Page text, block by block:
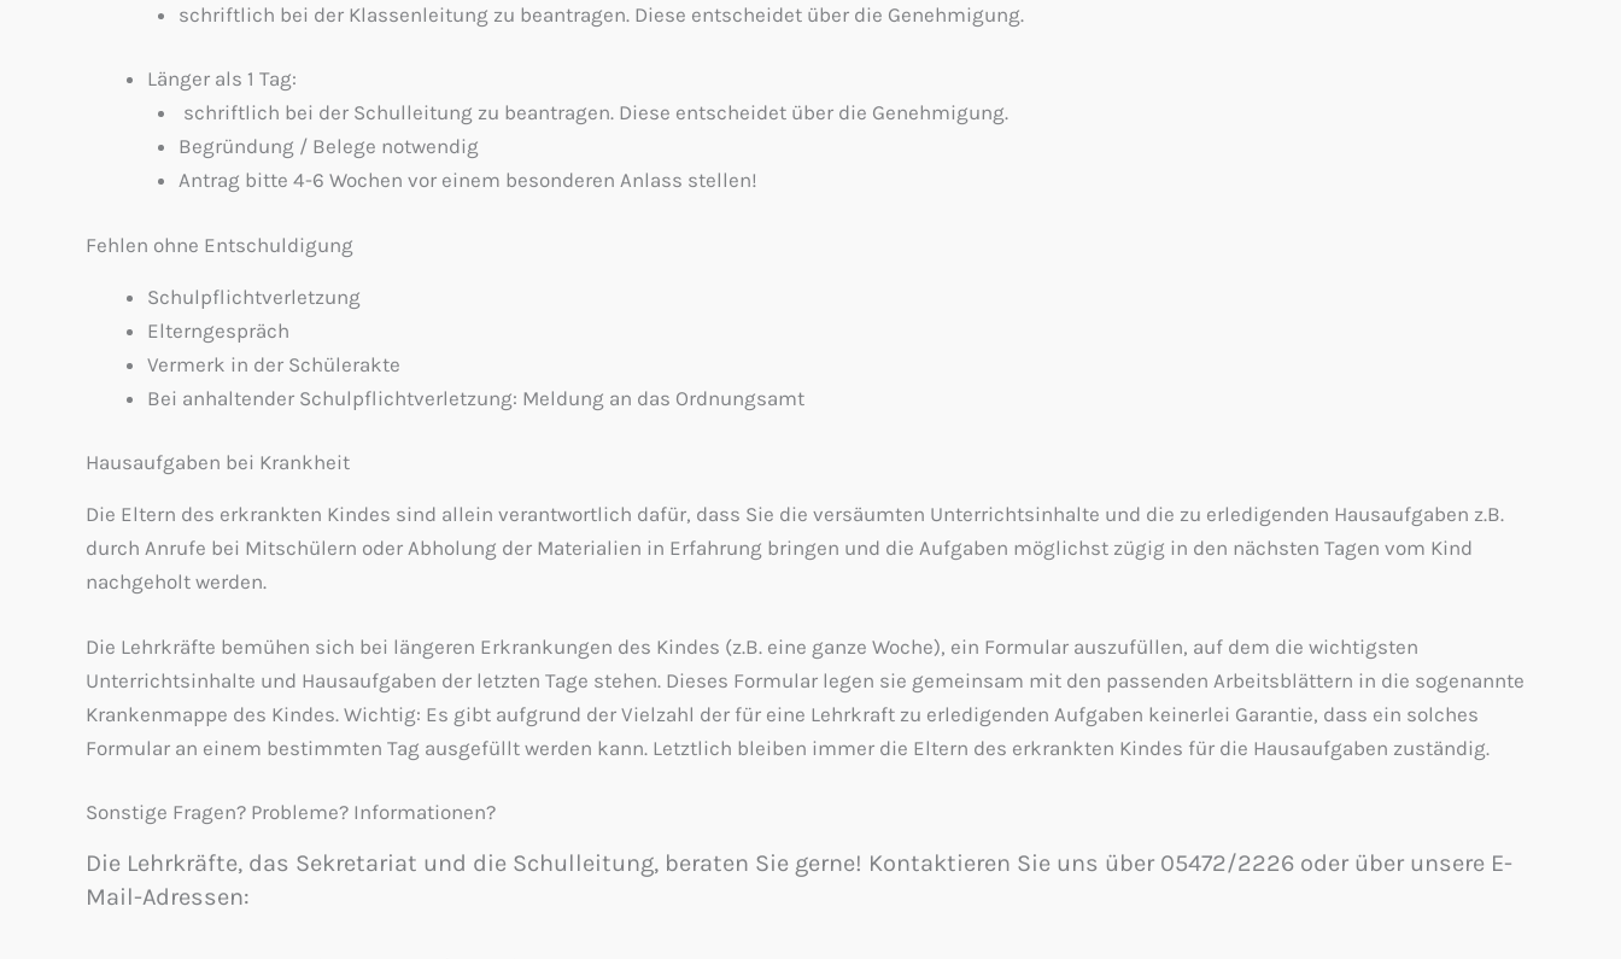
schriftlich bei der Klassenleitung zu beantragen. Diese entscheidet über die Genehmigung.
Länger als 1 Tag:
schriftlich bei der Schulleitung zu beantragen. Diese entscheidet über die Genehmigung.
Begründung / Belege notwendig
Antrag bitte 4-6 Wochen vor einem besonderen Anlass stellen!
Fehlen ohne Entschuldigung
Schulpflichtverletzung
Elterngespräch
Vermerk in der Schülerakte
Bei anhaltender Schulpflichtverletzung: Meldung an das Ordnungsamt
Hausaufgaben bei Krankheit
Die Eltern des erkrankten Kindes sind allein verantwortlich dafür, dass Sie die versäumten Unterrichtsinhalte und die zu erledigenden Hausaufgaben z.B.
durch Anrufe bei Mitschülern oder Abholung der Materialien in Erfahrung bringen und die Aufgaben möglichst zügig in den nächsten Tagen vom Kind
nachgeholt werden.
Die Lehrkräfte bemühen sich bei längeren Erkrankungen des Kindes (z.B. eine ganze Woche), ein Formular auszufüllen, auf dem die wichtigsten
Unterrichtsinhalte und Hausaufgaben der letzten Tage stehen. Dieses Formular legen sie gemeinsam mit den passenden Arbeitsblättern in die sogenannte
Krankenmappe des Kindes. Wichtig: Es gibt aufgrund der Vielzahl der für eine Lehrkraft zu erledigenden Aufgaben keinerlei Garantie, dass ein solches
Formular an einem bestimmten Tag ausgefüllt werden kann. Letztlich bleiben immer die Eltern des erkrankten Kindes für die Hausaufgaben zuständig.
Sonstige Fragen? Probleme? Informationen?
Die Lehrkräfte, das Sekretariat und die Schulleitung, beraten Sie gerne! Kontaktieren Sie uns über 05472/2226 oder über unsere E-
Mail-Adressen: